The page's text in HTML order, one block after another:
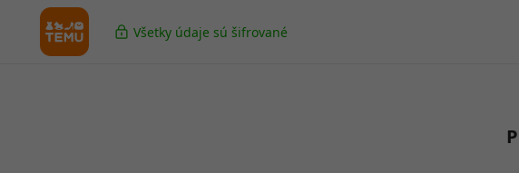
Všetky údaje sú šifrované